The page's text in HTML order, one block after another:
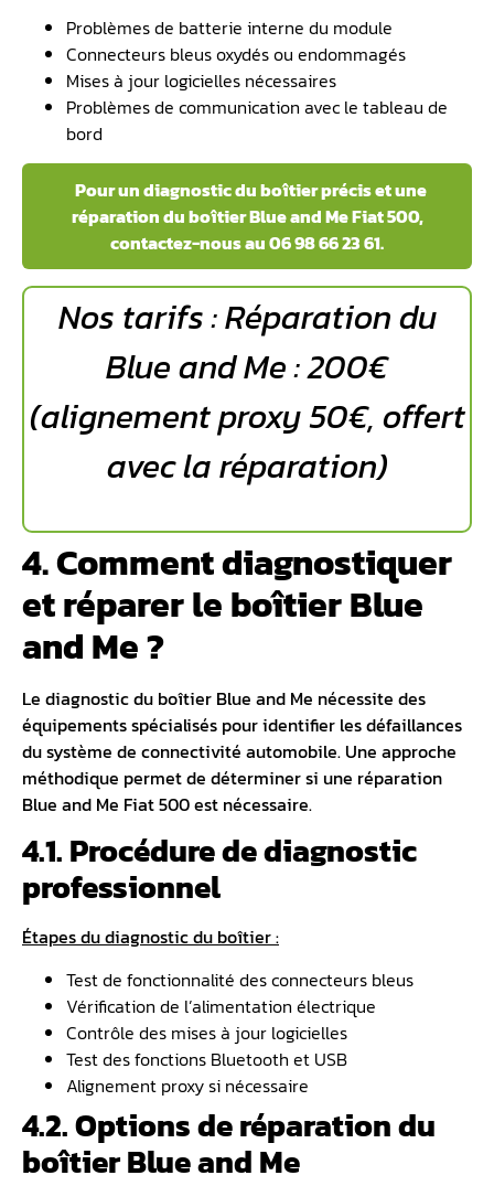
Problèmes de batterie interne du module
Connecteurs bleus oxydés ou endommagés
Mises à jour logicielles nécessaires
Problèmes de communication avec le tableau de
bord
Pour un diagnostic du boîtier précis et une
réparation du boîtier Blue and Me Fiat 500,
contactez-nous au 06 98 66 23 61.
Nos tarifs : Réparation du
Blue and Me : 200€
(alignement proxy 50€, offert
avec la réparation)
4. Comment diagnostiquer
et réparer le boîtier Blue
and Me ?
Le diagnostic du boîtier Blue and Me nécessite des
équipements spécialisés pour identifier les défaillances
du système de connectivité automobile. Une approche
méthodique permet de déterminer si une réparation
Blue and Me Fiat 500 est nécessaire.
4.1. Procédure de diagnostic
professionnel
Étapes du diagnostic du boîtier :
Test de fonctionnalité des connecteurs bleus
Vérification de l’alimentation électrique
Contrôle des mises à jour logicielles
Test des fonctions Bluetooth et USB
Alignement proxy si nécessaire
4.2. Options de réparation du
boîtier Blue and Me